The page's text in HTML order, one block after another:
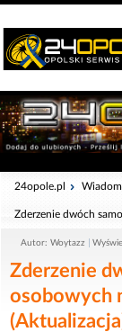
24opole.pl
Zderzenie dwóch
Autor: Woytazz
Zderzenie
osobowych